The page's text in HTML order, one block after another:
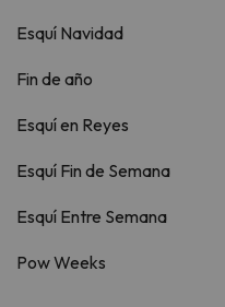
Esquí Navidad
Fin de año
Esquí en Reyes
Esquí Fin de Semana
Esquí Entre Semana
Pow Weeks